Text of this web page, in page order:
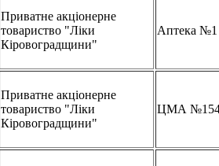
Приватне акціонерне
товариство "Ліки
Кіровоградщини"
Аптека №1
Приватне акціонерне
товариство "Ліки
Кіровоградщини"
ЦМА